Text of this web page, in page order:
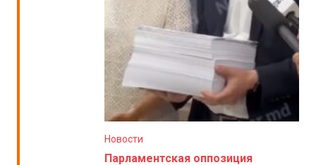
Новости
Парламентская оппозиция